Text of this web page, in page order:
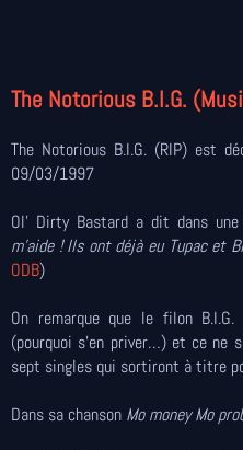
The Notorious B.I.G.
The Notorious B.I.G. (RIP) est
09/03/1997
Ol' Dirty Bastard a dit dans
m'aide ! Ils ont déjà eu Tupac et
ODB)
On remarque que le filon
(pourquoi s’en priver…) et ce ne
sept singles qui sortiront à titre
Dans sa chanson Mo money Mo